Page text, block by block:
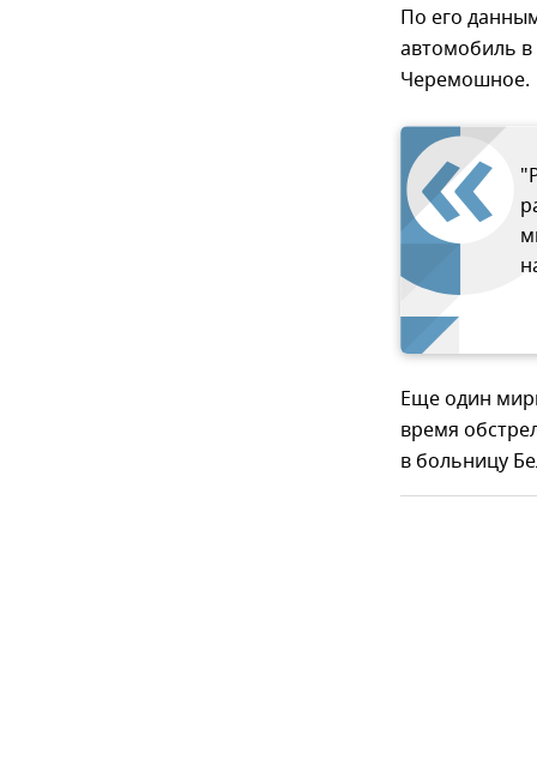
По его
автомобиль
Черемошное.
Еще один
время
в больницу